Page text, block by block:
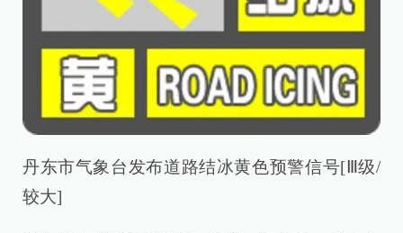
丹东市气象台发布道路结冰黄色预警信号[Ⅲ级/
较大]